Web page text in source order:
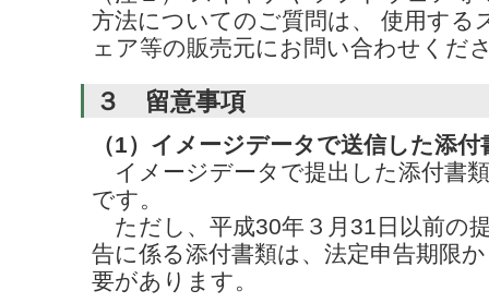
方法についてのご質問は、 使用する
ェア等の販売元にお問い合わせく
３ 留意事項
（1）イメージデータで送信した添
イメージデータで提出した添付書
です。
ただし、平成30年３月31日以前の
告に係る添付書類は、法定申告期限
要があります。